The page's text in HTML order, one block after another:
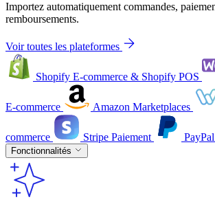
Importez automatiquement commandes,
remboursements.
Voir toutes les plateformes
Shopify E-commerce & Shopify POS
E-commerce Amazon Marketplaces
commerce Stripe Paiement PayPal
Fonctionnalités